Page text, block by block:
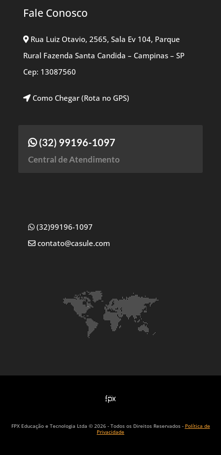
Fale Conosco
Rua Luiz Otavio, 2565, Sala Ev 104, Parque
Rural Fazenda Santa Candida – Campinas – SP
Cep: 13087560
Como Chegar (Rota no GPS)
(32) 99196-1097
Central de Atendimento
(32)99196-1097
contato@casule.com
FPX Educação e Tecnologia Ltda © 2026 - Todos os Direitos Reservados - Política de
Privacidade